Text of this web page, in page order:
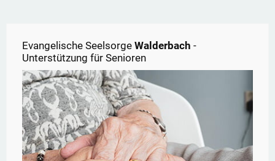
Evangelische Seelsorge Walderbach -
Unterstützung für Senioren